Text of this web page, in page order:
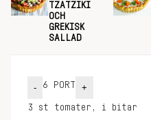
TZATZIKI
OCH
GREKISK
SALLAD
- 6 PORT +
3 st
tomater, i bitar